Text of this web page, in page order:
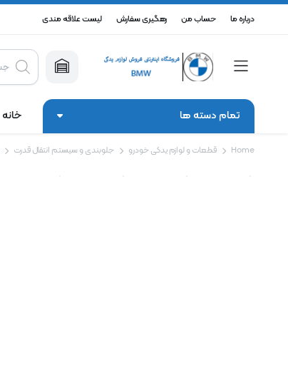
درباره ما حساب من رهگیری سفارش لیست علاقه مندی
Products
search
تمام دسته ها خانه
Home قطعات و لوازم یدکی خودرو جلوبندی و سیستم انتقال قدرت